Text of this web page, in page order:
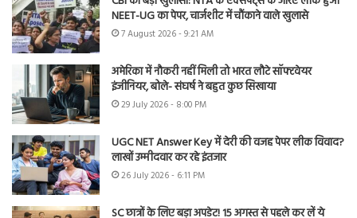
NEET-UG का पेपर, चार्जशीट में चौंकाने वाले खुलासे
7 August 2026 - 9:21 AM
अमेरिका में नौकरी नहीं मिली तो भारत लौटे सॉफ्टवेयर
इंजीनियर, बोले- संघर्ष ने बहुत कुछ सिखाया
29 July 2026 - 8:00 PM
UGC NET Answer Key में देरी की वजह पेपर लीक विवाद?
लाखों उम्मीदवार कर रहे इंतजार
26 July 2026 - 6:11 PM
SC छात्रों के लिए बड़ा अपडेट! 15 अगस्त से पहले कर लें ये